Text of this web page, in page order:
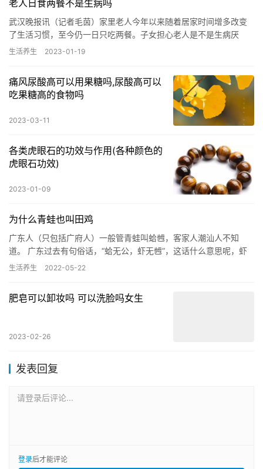
老人日食两餐不是生病吗
武汉晚报讯（记者毛茵）家里老人今年以来随着居家时间增多改变
了生活习惯，至今仍一日只吃两餐。子女担心老人是不是生病厌
食，又怕营养不够，于是找营养专家讨个说法：到底是不是必须一
生活养生 2023-01-19
痛风尿酸高可以用果糖吗,尿酸高可以
吃果糖高的食物吗
2023-03-11
各类虎眼石的功效与作用(各种颜色的
虎眼石功效)
2023-01-09
为什么青蛙也叫田鸡
广东人（只包括广府人）一般管青蛙叫蛤乸，客家人潮汕人不知
道。 广东过去有句俗话，“蛤无公，虾无乸”，这话什么意思呢，虾
无论公母，都叫虾公。 广东话里的“乸”是雌性动物的意思。蛤无乸…
生活养生 2022-05-22
肥皂可以卸妆吗 可以洗脸吗女生
2023-02-26
发表回复
请登录后评论...
登录后才能评论